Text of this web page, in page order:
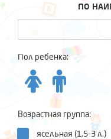
ПО
Пол ребенка:
Возрастная группа:
ясельная (1,5-3 л.)